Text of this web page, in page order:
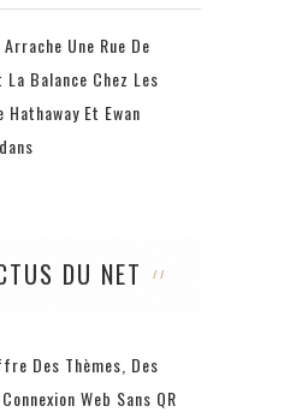
Une Rue De
Balance Chez Les
Hathaway Et Ewan
DU NET
Des Thèmes, Des
Web Sans QR